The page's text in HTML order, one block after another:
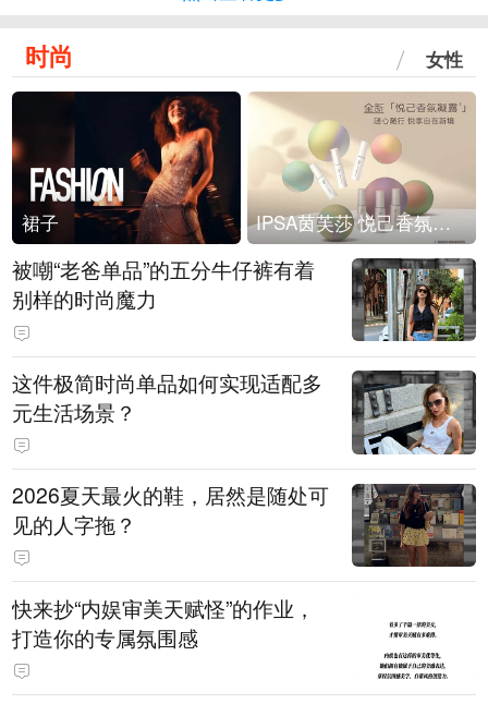
时尚 女性
裙子 IPSA茵芙莎 悦己香氛凝露上市
被嘲“老爸单品”的五分牛仔裤有着
别样的时尚魔力
这件极简时尚单品如何实现适配多
元生活场景？
2026夏天最火的鞋，居然是随处可
见的人字拖？
快来抄“内娱审美天赋怪”的作业，
打造你的专属氛围感